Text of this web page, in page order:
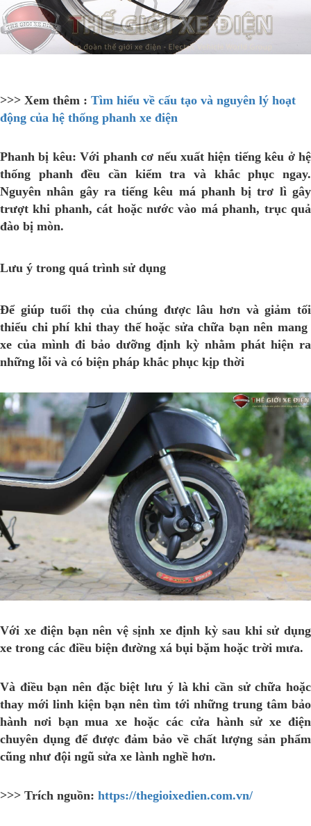
>>> Xem thêm : Tìm hiểu về cấu tạo và nguyên lý hoạt
động của hệ thống phanh xe điện
Phanh bị kêu: Với phanh cơ nếu xuất hiện tiếng kêu ở hệ
thống phanh đều cần kiểm tra và khắc phục ngay.
Nguyên nhân gây ra tiếng kêu má phanh bị trơ lì gây
trượt khi phanh, cát hoặc nước vào má phanh, trục quả
đào bị mòn.
Lưu ý trong quá trình sử dụng
Để giúp tuổi thọ của chúng được lâu hơn và giảm tối
thiểu chi phí khi thay thế hoặc sửa chữa bạn nên mang
xe của mình đi bảo dưỡng định kỳ nhằm phát hiện ra
những lỗi và có biện pháp khắc phục kịp thời
Với xe điện bạn nên vệ sịnh xe định kỳ sau khi sử dụng
xe trong các điều biện đường xá bụi bặm hoặc trời mưa.
Và điều bạn nên đặc biệt lưu ý là khi cần sử chữa hoặc
thay mới linh kiện bạn nên tìm tới những trung tâm bảo
hành nơi bạn mua xe hoặc các cửa hành sử xe điện
chuyên dụng để được đảm bảo về chất lượng sản phẩm
cũng như đội ngũ sửa xe lành nghề hơn.
>>> Trích nguồn: https://thegioixedien.com.vn/